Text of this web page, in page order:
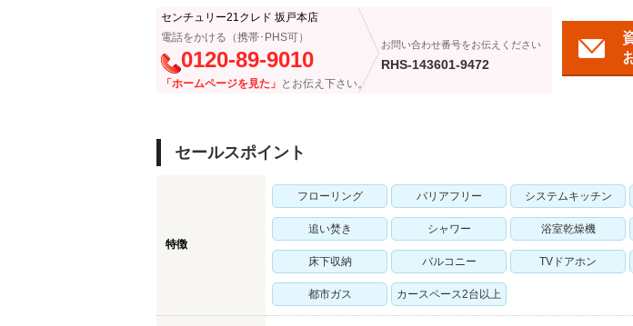
センチュリー21クレド 坂戸本店
電話をかける（携帯･PHS可）
0120-89-9010
「ホームページを見た」 とお伝え下さい。
お問い合わせ番号をお伝えください
RHS-143601-9472
セールスポイント
特徴
フローリング バリアフリー システムキッチン
追い焚き シャワー 浴室乾燥機
床下収納 バルコニー TVドアホン
都市ガス カースペース2台以上